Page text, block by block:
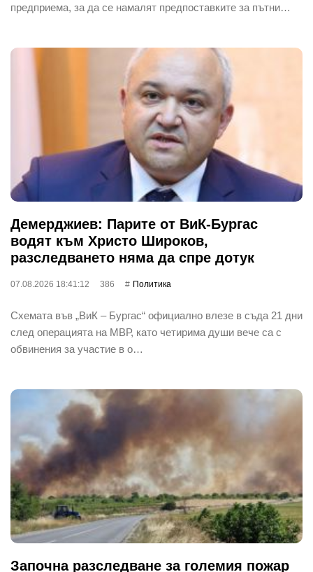
предприема, за да се намалят предпоставките за пътни…
Демерджиев: Парите от ВиК-Бургас
водят към Христо Широков,
разследването няма да спре дотук
07.08.2026 18:41:12 386 Политика
Схемата във „ВиК – Бургас“ официално влезе в съда 21 дни
след операцията на МВР, като четирима души вече са с
обвинения за участие в о…
Започна разследване за големия пожар